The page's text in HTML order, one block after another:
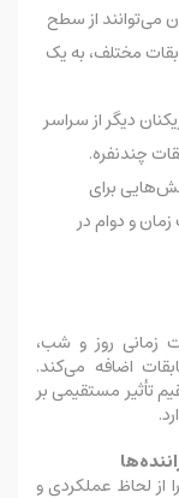
می‌توانند از سطح
مختلف، به یک
دیگر از سراسر
چندنفره.
برای
و دوام در
زمانی روز و شب،
اضافه می‌کند.
تأثیر مستقیمی بر
از لحاظ عملکردی و